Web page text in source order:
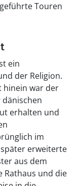
Touren
ein
der Religion.
hinein war der
dänischen
erhalten und
im
erweiterte
aus dem
Rathaus und die